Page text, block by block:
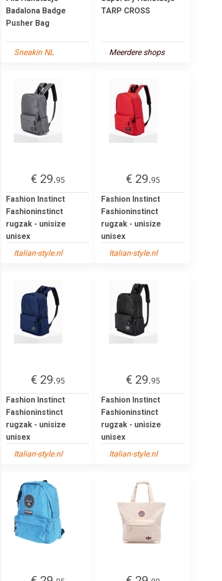
Badalona Badge
Pusher Bag
Sneakin NL
TARP CROSS
Meerdere shops
€ 29.95
Fashion Instinct
Fashioninstinct
rugzak - unisize
unisex
Italian-style.nl
€ 29.95
Fashion Instinct
Fashioninstinct
rugzak - unisize
unisex
Italian-style.nl
€ 29.95
Fashion Instinct
Fashioninstinct
rugzak - unisize
unisex
Italian-style.nl
€ 29.95
Fashion Instinct
Fashioninstinct
rugzak - unisize
unisex
Italian-style.nl